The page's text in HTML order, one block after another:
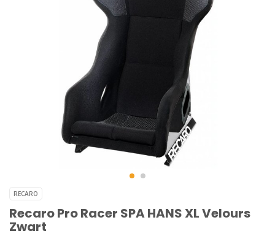
RECARO
Recaro Pro Racer SPA HANS XL Velours
Zwart